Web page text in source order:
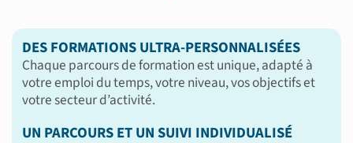
DES FORMATIONS ULTRA-PERSONNALISÉES
Chaque parcours de formation est unique, adapté à
votre emploi du temps, votre niveau, vos objectifs et
votre secteur d’activité.
UN PARCOURS ET UN SUIVI INDIVIDUALISÉ